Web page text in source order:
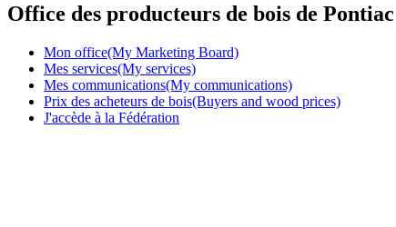
Office des producteurs de bois de Pontiac
Mon office(My Marketing Board)
Mes services(My services)
Mes communications(My communications)
Prix des acheteurs de bois(Buyers and wood prices)
J'accède à la Fédération